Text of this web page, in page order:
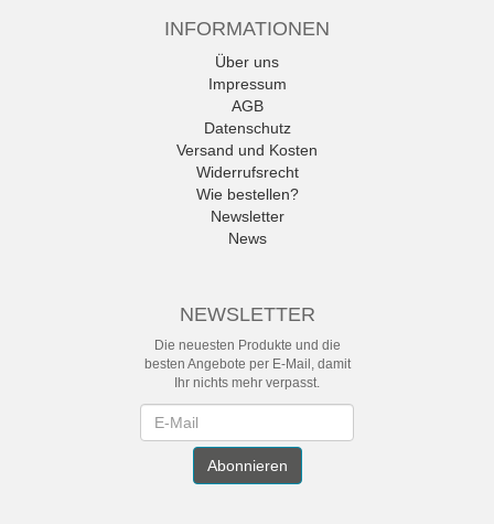
INFORMATIONEN
Über uns
Impressum
AGB
Datenschutz
Versand und Kosten
Widerrufsrecht
Wie bestellen?
Newsletter
News
NEWSLETTER
Die neuesten Produkte und die
besten Angebote per E-Mail, damit
Ihr nichts mehr verpasst.
Abonnieren